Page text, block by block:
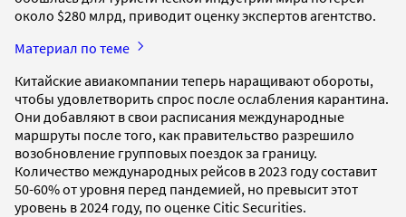
около $280 млрд, приводит оценку экспертов агентство.
Материал по теме
Китайские авиакомпании теперь наращивают обороты,
чтобы удовлетворить спрос после ослабления карантина.
Они добавляют в свои расписания международные
маршруты после того, как правительство разрешило
возобновление групповых поездок за границу.
Количество международных рейсов в 2023 году составит
50-60% от уровня перед пандемией, но превысит этот
уровень в 2024 году, по оценке Citic Securities.